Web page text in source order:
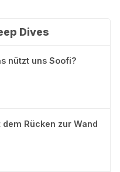
Dives
nützt uns Soofi?
Rücken zur Wand